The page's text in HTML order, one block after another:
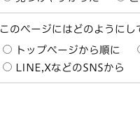
このページにはどのようにし
トップページから順に
LINE,XなどのSNSから